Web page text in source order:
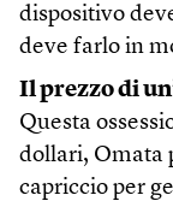
dispositivo
deve farlo in
Il prezzo di
Questa
dollari, Omata
capriccio per